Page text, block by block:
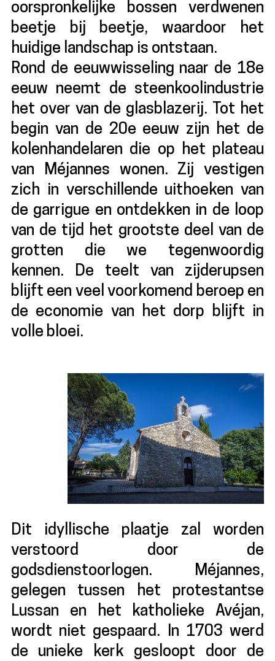
oorspronkelijke bossen verdwenen
beetje bij beetje, waardoor het
huidige landschap is ontstaan.
Rond de eeuwwisseling naar de 18e
eeuw neemt de steenkoolindustrie
het over van de glasblazerij. Tot het
begin van de 20e eeuw zijn het de
kolenhandelaren die op het plateau
van Méjannes wonen. Zij vestigen
zich in verschillende uithoeken van
de garrigue en ontdekken in de loop
van de tijd het grootste deel van de
grotten die we tegenwoordig
kennen. De teelt van zijderupsen
blijft een veel voorkomend beroep en
de economie van het dorp blijft in
volle bloei.
Dit idyllische plaatje zal worden
verstoord door de
godsdienstoorlogen. Méjannes,
gelegen tussen het protestantse
Lussan en het katholieke Avéjan,
wordt niet gespaard. In 1703 werd
de unieke kerk gesloopt door de